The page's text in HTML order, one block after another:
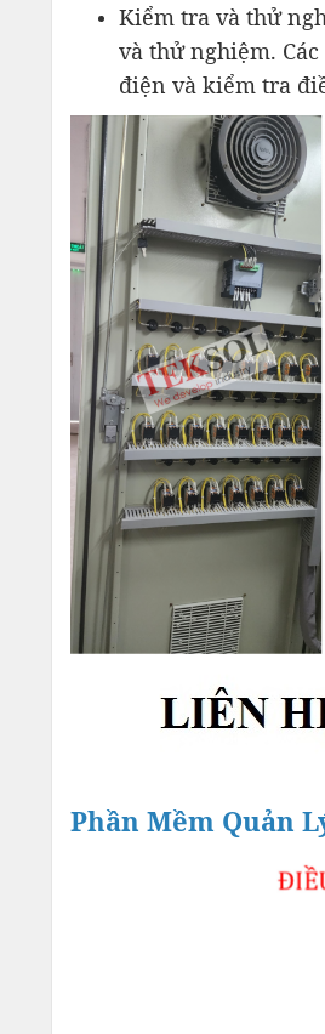
Kiểm tra và thử
và thử nghiệm.
điện và kiểm tra
Phần Mềm Quản